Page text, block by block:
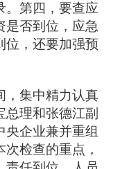
。第四，要查应
是否到位，应急
位，还要加强预
集中精力认真
理和张德江副
企业兼并重组
检查的重点，